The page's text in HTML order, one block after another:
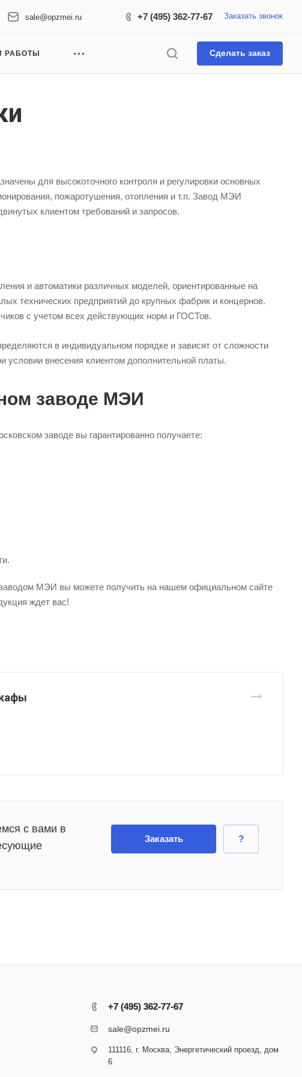
sale@opzmei.ru +7 (495) 362-77-67 Заказать звонок
РАБОТЫ Сделать заказ
для высокоточного контроля и регулировки основных
пожаротушения, отопления и т.п. Завод МЭИ
клиентом требований и запросов.
и автоматики различных моделей, ориентированные на
технических предприятий до крупных фабрик и концернов.
с учетом всех действующих норм и ГОСТов.
в индивидуальном порядке и зависят от сложности
условии внесения клиентом дополнительной платы.
заводе МЭИ
заводе вы гарантированно получаете:
МЭИ вы можете получить на нашем официальном сайте
ждет вас!
с вами в
Заказать ?
+7 (495) 362-77-67
+7 (495) 362-77-67
sale@opzmei.ru
111116, г. Москва, Энергетический проезд, дом
6